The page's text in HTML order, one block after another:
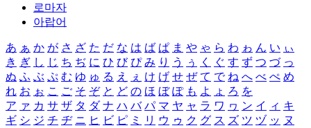
로마자
아랍어
あ ぁ か が さ ざ た だ な は ば ぱ ま や ゃ ら わ ゎ ん い ぃ
き ぎ し じ ち ぢ に ひ び ぴ み り う ぅ く ぐ す ず つ づ っ
ぬ ふ ぶ ぷ む ゆ ゅ る え ぇ け げ せ ぜ て で ね へ べ ぺ め
れ お ぉ こ ご そ ぞ と ど の ほ ぼ ぽ も よ ょ ろ を
ア ァ カ サ ザ タ ダ ナ ハ バ パ マ ヤ ャ ラ ワ ヮ ン イ ィ キ
ギ シ ジ チ ヂ ニ ヒ ビ ピ ミ リ ウ ゥ ク グ ス ズ ツ ヅ ッ ヌ